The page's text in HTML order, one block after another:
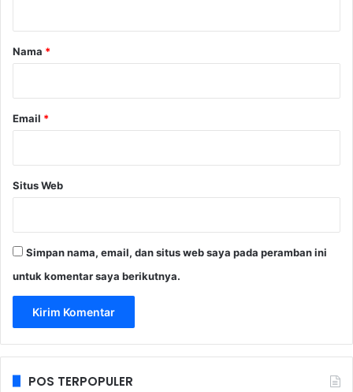
rNama *
Email *
Situs Web
Simpan nama, email, dan situs web saya pada peramban ini
untuk komentar saya berikutnya.
POS TERPOPULER